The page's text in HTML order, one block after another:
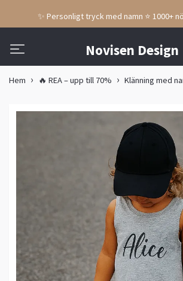
✨ Personligt tryck med namn ⭐ 1000+
Novisen Design
Hem 🔥 REA – upp till 70% Klänning med